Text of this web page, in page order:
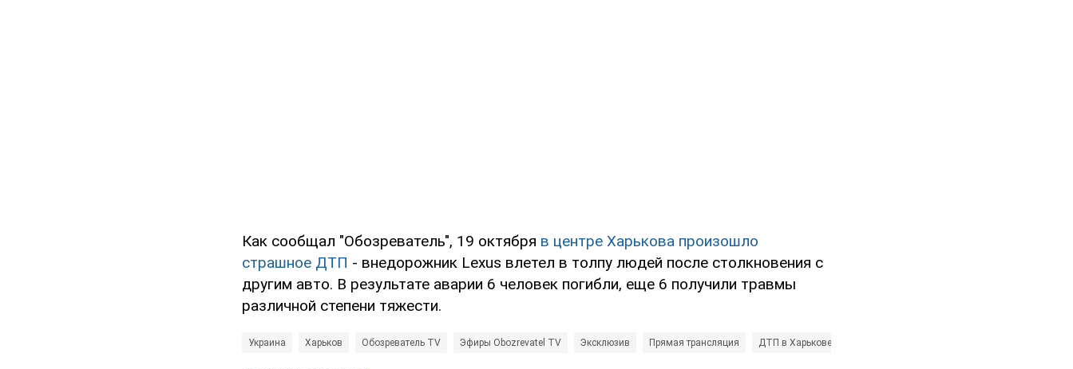
Как сообщал "Обозреватель", 19 октября в центре Харькова произошло
страшное ДТП - внедорожник Lexus влетел в толпу людей после столкновения с
другим авто. В результате аварии 6 человек погибли, еще 6 получили травмы
различной степени тяжести.
Украина Харьков Обозреватель TV Эфиры Obozrevatel TV Эксклюзив Прямая трансляция ДТП в Харькове